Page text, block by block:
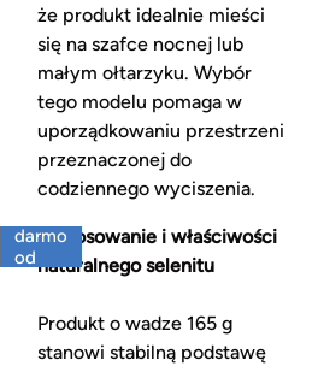
darmo
od
150 zł
że produkt idealnie mieści
się na szafce nocnej lub
małym ołtarzyku. Wybór
tego modelu pomaga w
uporządkowaniu przestrzeni
przeznaczonej do
codziennego wyciszenia.
Zastosowanie i właściwości
naturalnego selenitu
Produkt o wadze 165 g
stanowi stabilną podstawę